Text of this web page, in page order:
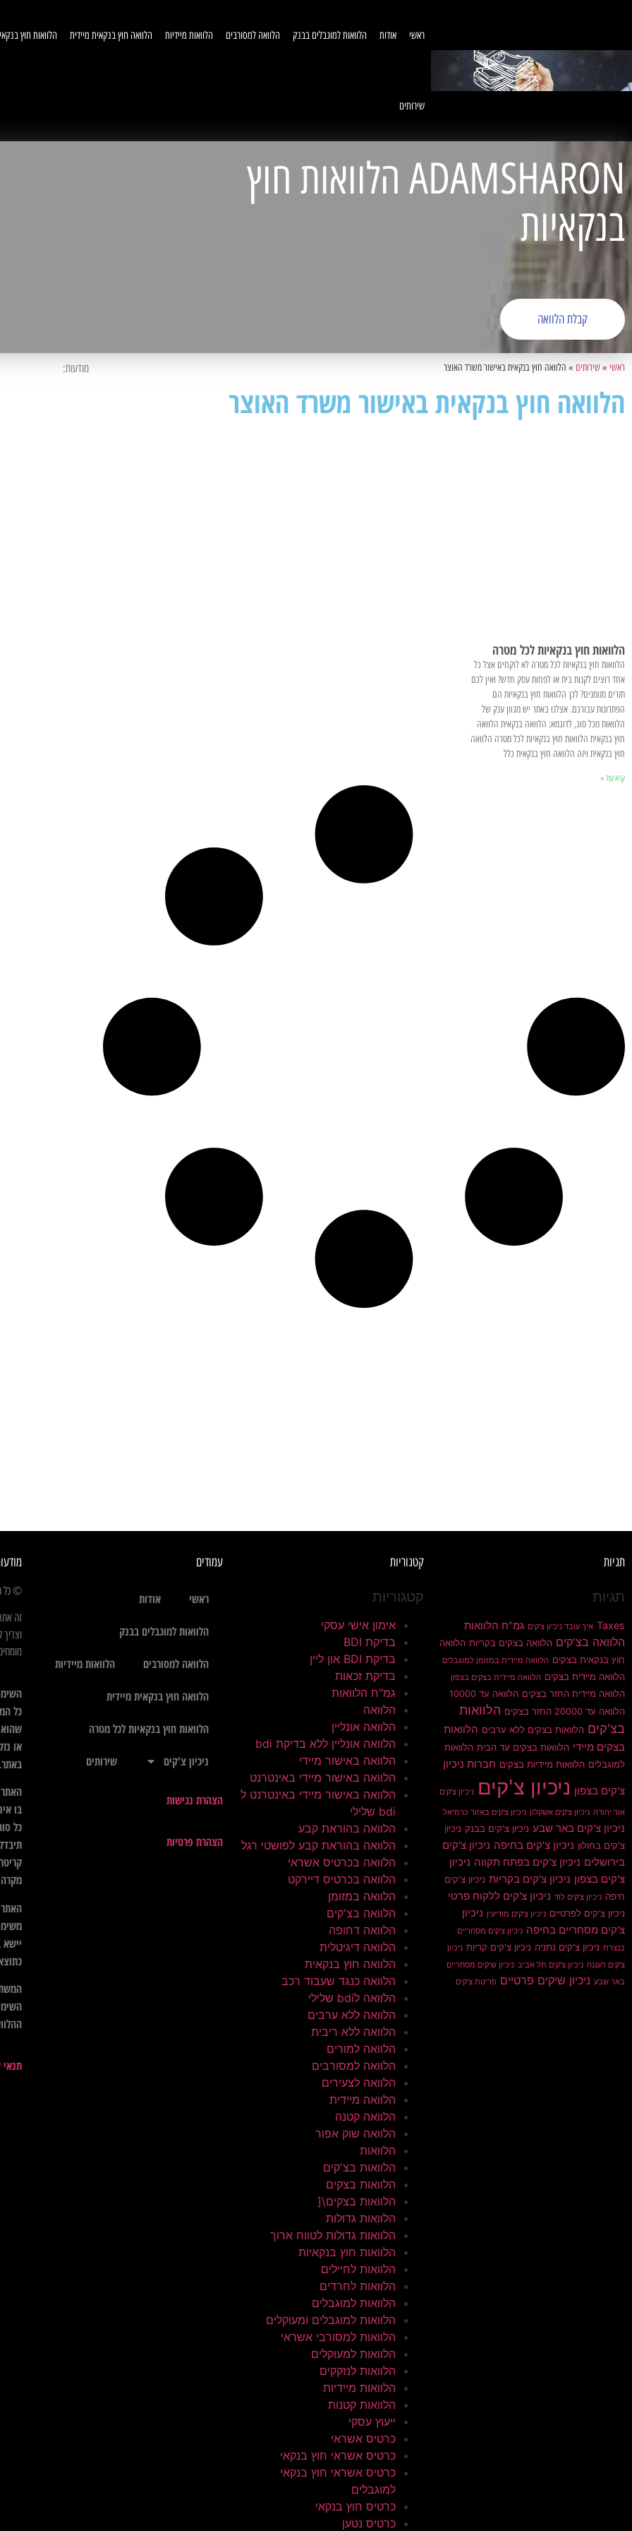
ראשי אודות הלוואות למוגבלים בבנק הלוואה למסורבים הלוואות מיידיות הלוואה חוץ בנקאית מיידית הלוואות חוץ
שירותים
ADAMSHARON הלוואות חוץ
בנקאיות
קבלת הלוואה
ראשי »שירותים » הלוואה חוץ בנקאית באישור משרד האוצר
הלוואה חוץ בנקאית באישור משרד האוצר
הלוואות חוץ בנקאיות לכל מטרה
הלוואות חוץ בנקאיות לכל מטרה לא לוקחים אצל כל
אחד רוצים לקנות בית או לפחות עסק חדש? ואין לכם
תזרים מזומנים? לכן הלוואות חוץ בנקאיות הם
הפתרונות עבורכם. אצלנו באתר יש מגוון ענק של
הלוואות מכל סוג, לדוגמא: הלוואה בנקאית הלוואה
חוץ בנקאית הלוואות חוץ בנקאיות לכל מטרה הלוואה
חוץ בנקאית ויזה הלוואה חוץ בנקאית כלל
קרא עוד »
מודעות:
תגיות
תגיות
Taxes איך עובד ניכיון צ'קים גמ"ח הלוואות
הלוואה בצ'קים הלוואה בצקים בקריות הלוואה
חוץ בנקאית בצקים הלוואה מיידית במזומן למוגבלים
הלוואה מיידית בצקים הלוואה מיידית בצקים בצפון
הלוואה מיידית החזר בצקים הלוואה עד 10000
הלוואה עד 20000 החזר בצקים
הלוואות
בצ'קים הלוואות בצקים ללא ערבים הלוואות
בצקים מיידי הלוואות בצקים עד הבית הלוואות
למוגבלים הלוואות מיידיות בצקים חברות ניכיון
צ'קים בצפון ניכיון צ'קים ניכיון צ'קים
אור יהודה ניכיון צ'קים אשקלון ניכיון צ'קים באזור כרמיאל
ניכיון צ'קים באר שבע ניכיון צ'קים בבנק ניכיון
צ'קים בחולון ניכיון צ'קים בחיפה ניכיון צ'קים
בירושלים ניכיון צ'קים בפתח תקווה ניכיון
צ'קים בצפון ניכיון צ'קים בקריות ניכיון צ'קים
חיפה ניכיון צ'קים לוד ניכיון צ'קים ללקוח פרטי
ניכיון צ'קים לפרטיים ניכיון צ'קים מודיעין ניכיון
צ'קים מסחריים בחיפה ניכיון צ'קים מסחריים
בנצרת ניכיון צ'קים נתניה ניכיון צ'קים קריות ניכיון
צ'קים רעננה ניכיון צ'קים תל אביב ניכיון שיקים מסחריים
באר שבע ניכיון שיקים פרטיים פריטת צ'קים
קטגוריות
קטגוריות
אימון אישי עסקי
בדיקת BDI
בדיקת BDI און ליין
בדיקת זכאות
גמ"ח הלוואות
הלוואה
הלוואה אונליין
הלוואה אונליין ללא בדיקת bdi
הלוואה באישור מיידי
הלוואה באישור מיידי באינטרנט
הלוואה באישור מיידי באינטרנט ל
bdi שלילי
הלוואה בהוראת קבע
הלוואה בהוראת קבע לפושטי רגל
הלוואה בכרטיס אשראי
הלוואה בכרטיס דיירקט
הלוואה במזומן
הלוואה בצ'קים
הלוואה דחופה
הלוואה דיגיטלית
הלוואה חוץ בנקאית
הלוואה כנגד שעבוד רכב
הלוואה לbdi שלילי
הלוואה ללא ערבים
הלוואה ללא ריבית
הלוואה למורים
הלוואה למסורבים
הלוואה לצעירים
הלוואה מיידית
הלוואה קטנה
הלוואה שוק אפור
הלוואות
הלוואות בצ'קים
הלוואות בצקים
הלוואות בצקים\[
הלוואות גדולות
הלוואות גדולות לטווח ארוך
הלוואות חוץ בנקאיות
הלוואות לחיילים
הלוואות לחרדים
הלוואות למוגבלים
הלוואות למוגבלים ומעוקלים
הלוואות למסורבי אשראי
הלוואות למעוקלים
הלוואות לנזקקים
הלוואות מיידיות
הלוואות קטנות
ייעוץ עסקי
כרטיס אשראי
כרטיס אשראי חוץ בנקאי
כרטיס אשראי חוץ בנקאי
למוגבלים
כרטיס חוץ בנקאי
כרטיס נטען
עמודים
ראשי אודות
הלוואות למוגבלים בבנק
הלוואה למסורבים הלוואות מיידיות
הלוואה חוץ בנקאית מיידית
הלוואות חוץ בנקאיות לכל מטרה
ניכיון צ'קים שירותים
הצהרת נגישות
הצהרת פרטיות
© כל
זה
כל
או
האתר
בו
כל
מקרה
האתר